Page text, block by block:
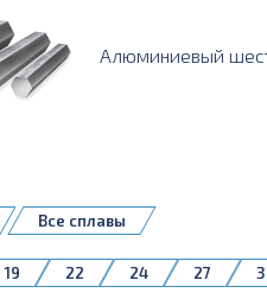
Алюминиевый
Все сплавы
19 22 24 27